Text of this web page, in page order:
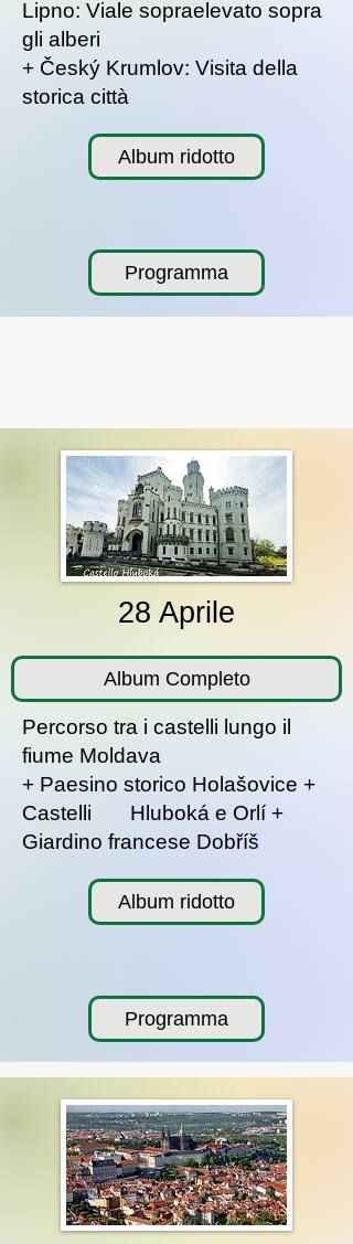
Lipno: Viale sopraelevato sopra
gli alberi
+ Český Krumlov: Visita della
storica città
Album ridotto
Programma
28 Aprile
Album Completo
Percorso tra i castelli lungo il
fiume Moldava
+ Paesino storico Holašovice +
Castelli Hluboká e Orlí +
Giardino francese Dobříš
Album ridotto
Programma